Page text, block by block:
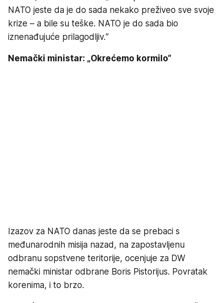
NATO jeste da je do sada nekako preživeo sve svoje
krize – a bile su teške. NATO je do sada bio
iznenađujuće prilagodljiv.“
Nemački ministar: „Okrećemo kormilo“
Izazov za NATO danas jeste da se prebaci s
međunarodnih misija nazad, na zapostavljenu
odbranu sopstvene teritorije, ocenjuje za DW
nemački ministar odbrane Boris Pistorijus. Povratak
korenima, i to brzo.